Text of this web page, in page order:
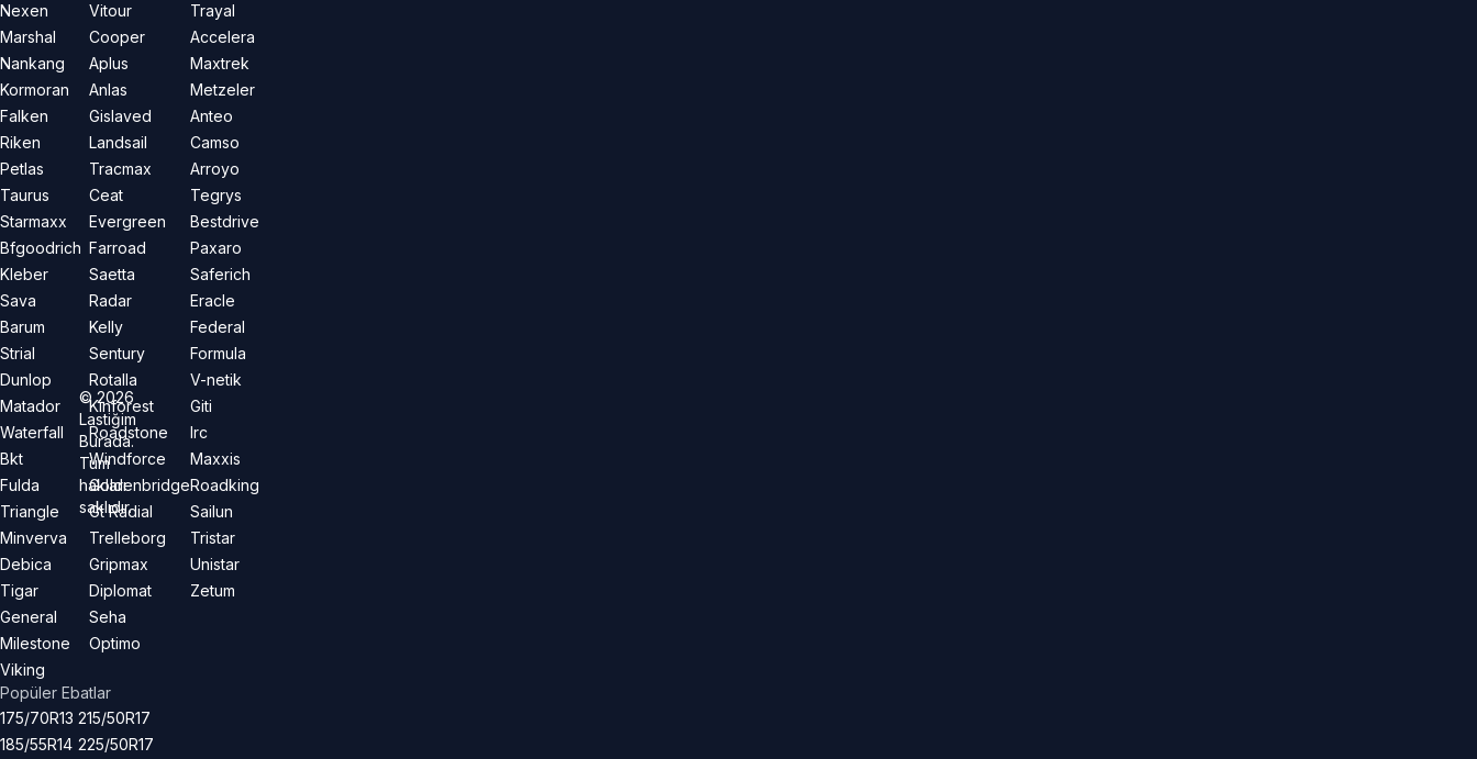
Nexen
Marshal
Nankang
Kormoran
Falken
Riken
Petlas
Taurus
Starmaxx
Bfgoodrich
Kleber
Sava
Barum
Strial
Dunlop
Matador
Waterfall
Bkt
Fulda
Triangle
Minverva
Debica
Tigar
General
Milestone
Viking
Vitour
Cooper
Aplus
Anlas
Gislaved
Landsail
Tracmax
Ceat
Evergreen
Farroad
Saetta
Radar
Kelly
Sentury
Rotalla
Kinforest
Roadstone
Windforce
Goldenbridge
Gt Radial
Trelleborg
Gripmax
Diplomat
Seha
Optimo
Trayal
Accelera
Maxtrek
Metzeler
Anteo
Camso
Arroyo
Tegrys
Bestdrive
Paxaro
Saferich
Eracle
Federal
Formula
V-netik
Giti
Irc
Maxxis
Roadking
Sailun
Tristar
Unistar
Zetum
Popüler Ebatlar
175/70R13
185/55R14
215/50R17
225/50R17
©2026
Lastiğim
Burada.
Tüm
hakları
saklıdır.